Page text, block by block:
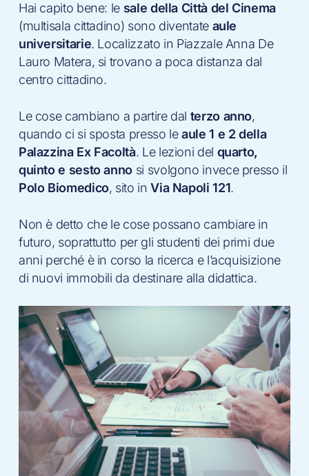
Hai capito bene: le sale della Città del Cinema
(multisala cittadino) sono diventate aule
universitarie. Localizzato in Piazzale Anna De
Lauro Matera, si trovano a poca distanza dal
centro cittadino.
Le cose cambiano a partire dal terzo anno,
quando ci si sposta presso leaule 1 e 2 della
Palazzina Ex Facoltà. Le lezioni del quarto,
quinto e sesto anno si svolgono invece presso il
Polo Biomedico, sito inVia Napoli 121.
Non è detto che le cose possano cambiare in
futuro, soprattutto per gli studenti dei primi due
anni perché è in corso la ricerca e l’acquisizione
di nuovi immobili da destinare alla didattica.